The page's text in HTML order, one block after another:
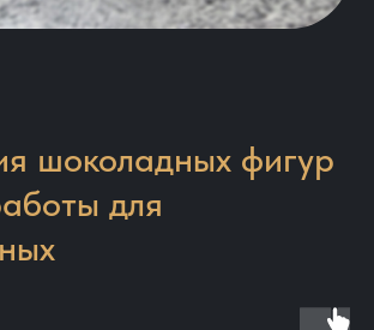
шоколадных фигур
для